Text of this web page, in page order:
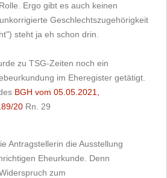
Ergo gibt es auch keinen
Geschlechtszugehörigkeit
steht ja eh schon drin.
zu TSG-Zeiten noch ein
im Eheregister getätigt.
BGH vom 05.05.2021,
20 Rn. 29
Antragstellerin die Ausstellung
Eheurkunde. Denn
zum